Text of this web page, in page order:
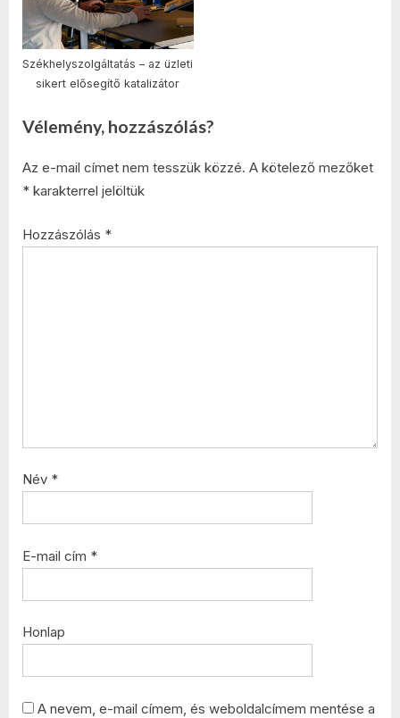
Székhelyszolgáltatás – az üzleti
sikert elősegítő katalizátor
Vélemény, hozzászólás?
Az e-mail címet nem tesszük közzé. A kötelező mezőket
* karakterrel jelöltük
Hozzászólás *
Név *
E-mail cím *
Honlap
A nevem, e-mail címem, és weboldalcímem mentése a